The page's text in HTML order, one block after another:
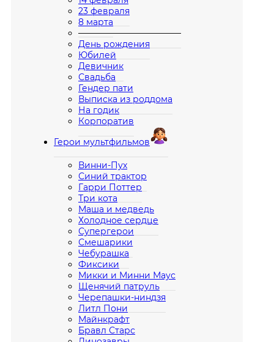
23 февраля
8 марта
————————————
День рождения
Юбилей
Девичник
Свадьба
Гендер пати
Выписка из роддома
На годик
Корпоратив
Герои мультфильмов
Винни-Пух
Синий трактор
Гарри Поттер
Три кота
Маша и медведь
Холодное сердце
Супергерои
Смешарики
Чебурашка
Фиксики
Микки и Минни Маус
Щенячий патруль
Черепашки-ниндзя
Литл Пони
Майнкрафт
Бравл Старс